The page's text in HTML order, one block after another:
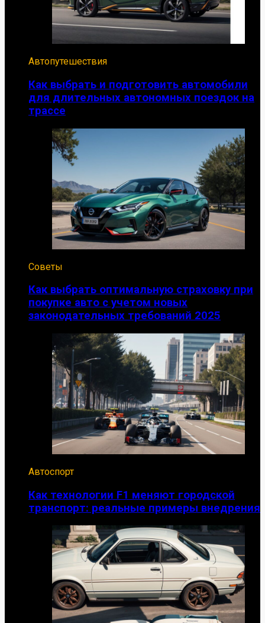
Автопутешествия
Как выбрать и подготовить автомобили
для длительных автономных поездок на
трассе
Советы
Как выбрать оптимальную страховку при
покупке авто с учетом новых
законодательных требований 2025
Автоспорт
Как технологии F1 меняют городской
транспорт: реальные примеры внедрения